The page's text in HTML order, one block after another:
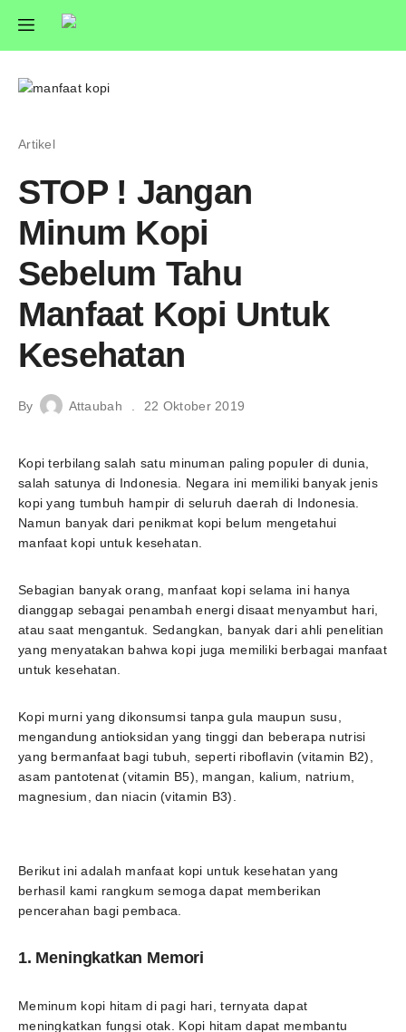
Artikel
STOP ! Jangan
Minum Kopi
Sebelum Tahu
Manfaat Kopi Untuk
Kesehatan
By Attaubah 22 Oktober 2019
Kopi terbilang salah satu minuman paling populer di dunia,
salah satunya di Indonesia. Negara ini memiliki banyak jenis
kopi yang tumbuh hampir di seluruh daerah di Indonesia.
Namun banyak dari penikmat kopi belum mengetahui
manfaat kopi untuk kesehatan.
Sebagian banyak orang, manfaat kopi selama ini hanya
dianggap sebagai penambah energi disaat menyambut hari,
atau saat mengantuk. Sedangkan, banyak dari ahli penelitian
yang menyatakan bahwa kopi juga memiliki berbagai manfaat
untuk kesehatan.
Kopi murni yang dikonsumsi tanpa gula maupun susu,
mengandung antioksidan yang tinggi dan beberapa nutrisi
yang bermanfaat bagi tubuh, seperti riboflavin (vitamin B2),
asam pantotenat (vitamin B5), mangan, kalium, natrium,
magnesium, dan niacin (vitamin B3).
Berikut ini adalah manfaat kopi untuk kesehatan yang
berhasil kami rangkum semoga dapat memberikan
pencerahan bagi pembaca.
1. Meningkatkan Memori
Meminum kopi hitam di pagi hari, ternyata dapat
meningkatkan fungsi otak. Kopi hitam dapat membantu